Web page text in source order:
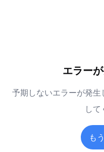
エラー
予期しないエラーが発
して
も